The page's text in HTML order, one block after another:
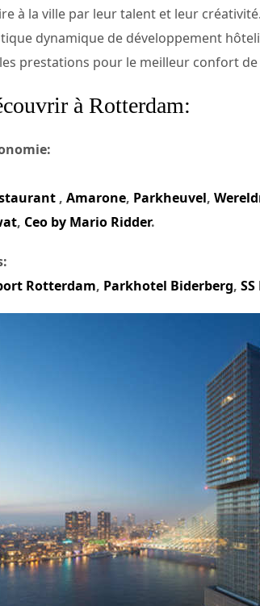
à la ville par leur talent et leur
dynamique de développement
prestations pour le meilleur confort
à Rotterdam:
, Amarone, Parkheuvel,
, Ceo by Mario Ridder.
Rotterdam, Parkhotel Biderberg,